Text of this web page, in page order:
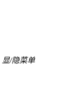
显/隐菜单